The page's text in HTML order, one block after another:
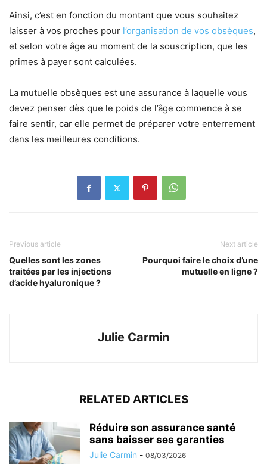
Ainsi, c’est en fonction du montant que vous souhaitez
laisser à vos proches pour l’organisation de vos obsèques,
et selon votre âge au moment de la souscription, que les
primes à payer sont calculées.
La mutuelle obsèques est une assurance à laquelle vous
devez penser dès que le poids de l’âge commence à se
faire sentir, car elle permet de préparer votre enterrement
dans les meilleures conditions.
Previous article
Quelles sont les zones
traitées par les injections
d’acide hyaluronique ?
Next article
Pourquoi faire le choix d’une
mutuelle en ligne ?
Julie Carmin
RELATED ARTICLES
Réduire son assurance santé
sans baisser ses garanties
Julie Carmin - 08/03/2026